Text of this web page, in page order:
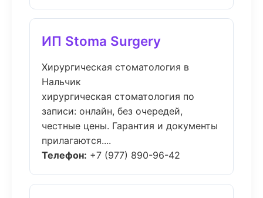
ИП Stoma Surgery
Хирургическая стоматология в
Нальчик
хирургическая стоматология по
записи: онлайн, без очередей,
честные цены. Гарантия и документы
прилагаются....
Телефон: +7 (977) 890-96-42